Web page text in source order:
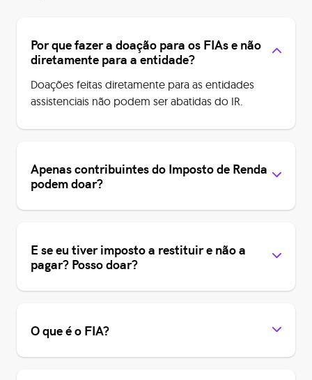
Por que fazer a doação para os FIAs e não
diretamente para a entidade?
Doações feitas diretamente para as entidades
assistenciais não podem ser abatidas do IR.
Apenas contribuintes do Imposto de Renda
podem doar?
E se eu tiver imposto a restituir e não a
pagar? Posso doar?
O que é o FIA?